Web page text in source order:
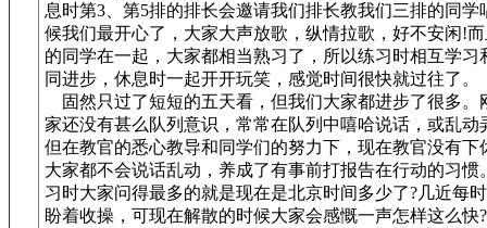
息时第3、第5排的排长会邀请我们排长教我们三排的同学
候我们最开心了，大家大声放歌，纵情拉歌，好不安闲!
的同学在一起，大家都相当熟习了，所以练习时相互学习
同进步，休息时一起开开玩笑，感觉时间很快就过往了。
固然只过了短短的五天看，但我们大家都进步了很多。
家还没有甚么队列意识，常常在队列中嘻哈说话，或乱动
但在教官的悉心教导和同学们的努力下，现在教官没有下
大家都不会说话乱动，养成了有事前打报告在行动的习惯
习时大家问得最多的就是现在是北京时间多少了?几近每
盼着收操，可现在解散的时候大家会感慨一声怎样这么快